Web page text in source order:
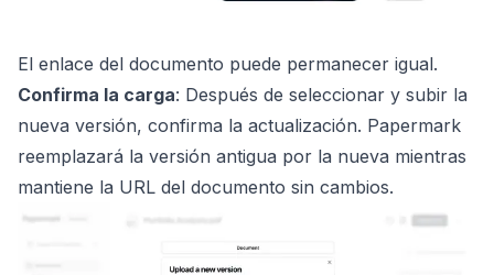
El enlace del documento puede permanecer igual.
Confirma la carga: Después de seleccionar y subir la
nueva versión, confirma la actualización. Papermark
reemplazará la versión antigua por la nueva mientras
mantiene la URL del documento sin cambios.